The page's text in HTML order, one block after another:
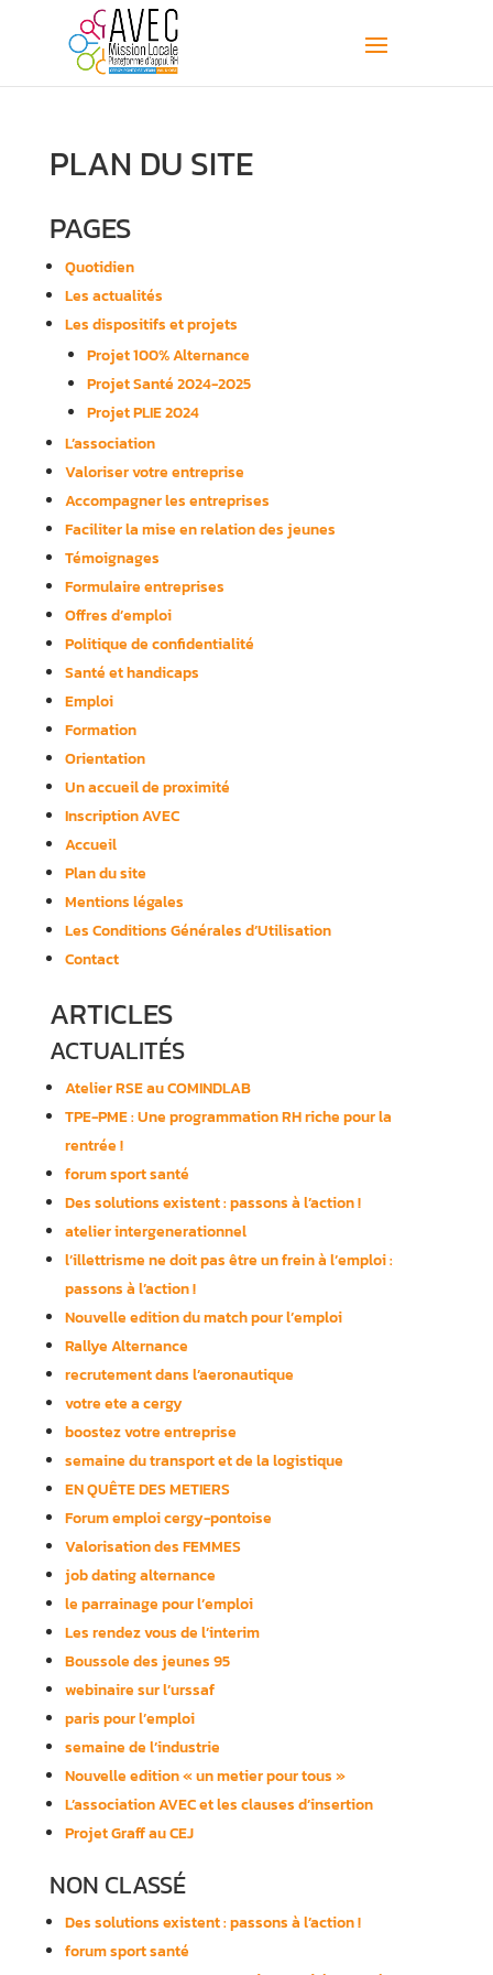
PLAN DU SITE
PAGES
Quotidien
Les actualités
Les dispositifs et projets
Projet 100% Alternance
Projet Santé 2024-2025
Projet PLIE 2024
L’association
Valoriser votre entreprise
Accompagner les entreprises
Faciliter la mise en relation des jeunes
Témoignages
Formulaire entreprises
Offres d’emploi
Politique de confidentialité
Santé et handicaps
Emploi
Formation
Orientation
Un accueil de proximité
Inscription AVEC
Accueil
Plan du site
Mentions légales
Les Conditions Générales d’Utilisation
Contact
ARTICLES
ACTUALITÉS
Atelier RSE au COMINDLAB
TPE-PME : Une programmation RH riche pour la
rentrée !
forum sport santé
Des solutions existent : passons à l’action !
atelier intergenerationnel
l’illettrisme ne doit pas être un frein à l’emploi :
passons à l’action !
Nouvelle edition du match pour l’emploi
Rallye Alternance
recrutement dans l’aeronautique
votre ete a cergy
boostez votre entreprise
semaine du transport et de la logistique
EN QUÊTE DES METIERS
Forum emploi cergy-pontoise
Valorisation des FEMMES
job dating alternance
le parrainage pour l’emploi
Les rendez vous de l’interim
Boussole des jeunes 95
webinaire sur l’urssaf
paris pour l’emploi
semaine de l’industrie
Nouvelle edition « un metier pour tous »
L’association AVEC et les clauses d’insertion
Projet Graff au CEJ
NON CLASSÉ
Des solutions existent : passons à l’action !
forum sport santé